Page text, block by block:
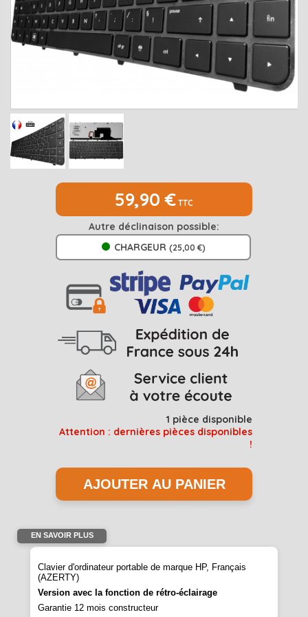
MEDION Open submenu
MSI 1
Open submenu
4
Open submenu
SAMSUNG
SONY
59,90 € TTC
Autre déclinaison possible:
CHARGEUR (25,00 €)
1 pièce disponible
Attention : dernières pièces disponibles
!
EN SAVOIR PLUS
Clavier d'ordinateur portable de marque HP, Français
(AZERTY)
Version avec la fonction de rétro-éclairage
Garantie 12 mois constructeur